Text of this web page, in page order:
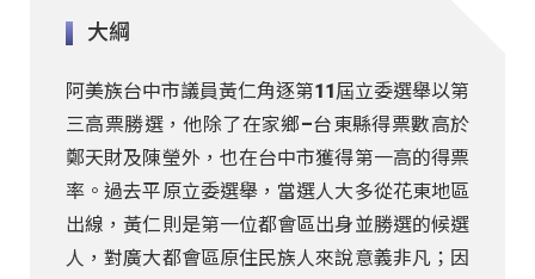
大綱
阿美族台中市議員黃仁角逐第11屆立委選舉以第
三高票勝選，他除了在家鄉–台東縣得票數高於
鄭天財及陳瑩外，也在台中市獲得第一高的得票
率。過去平原立委選舉，當選人大多從花東地區
出線，黃仁則是第一位都會區出身並勝選的候選
人，對廣大都會區原住民族人來說意義非凡；因